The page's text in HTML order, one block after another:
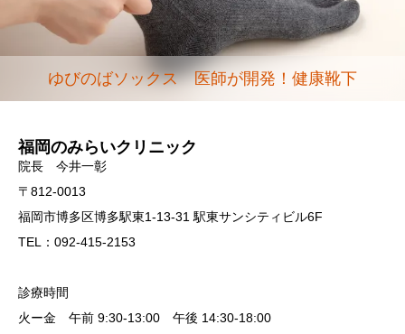
ゆびのばソックス 医師が開発！健康靴下
福岡のみらいクリニック
院長 今井一彰
〒812-0013
福岡市博多区博多駅東1-13-31 駅東サンシティビル6F
TEL：092-415-2153
診療時間
火ー金 午前 9:30-13:00 午後 14:30-18:00